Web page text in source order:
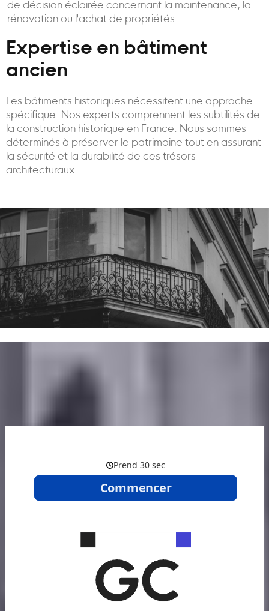
de décision éclairée concernant la maintenance, la
rénovation ou l'achat de propriétés.
Expertise en bâtiment
ancien
Les bâtiments historiques nécessitent une approche
spécifique. Nos experts comprennent les subtilités de
la construction historique en France. Nous sommes
déterminés à préserver le patrimoine tout en assurant
la sécurité et la durabilité de ces trésors
architecturaux.